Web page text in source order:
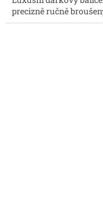
5
hvězdiček.
precizně ručně